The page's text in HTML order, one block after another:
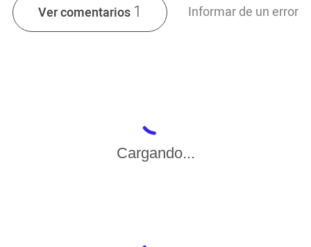
Ver comentarios 1 Informar de un error
Cargando...